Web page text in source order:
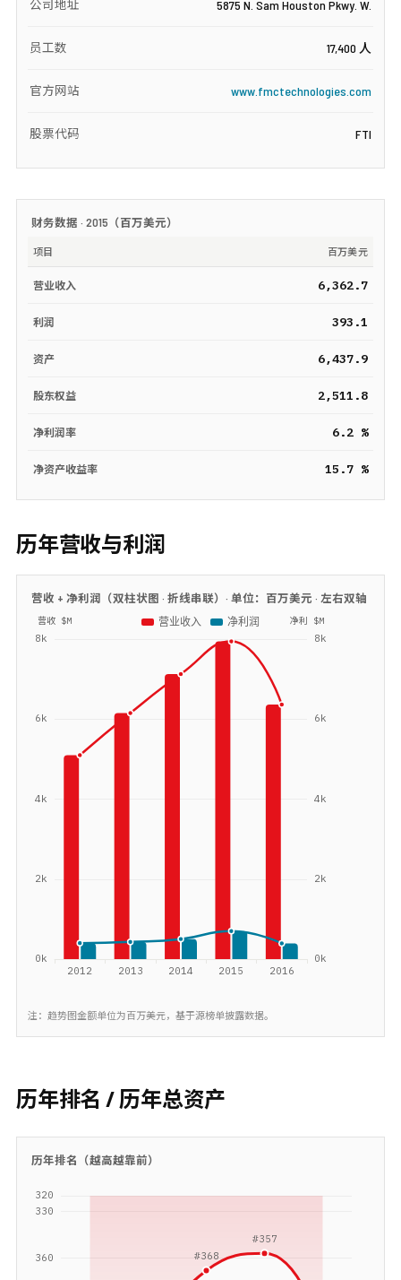
公司地址 5875 N. Sam Houston Pkwy. W.
员工数 17,400 人
官方网站 www.fmctechnologies.com
股票代码 FTI
财务数据 · 2015 （百万美元）
项目 百万美元
营业收入 6,362.7
利润 393.1
资产 6,437.9
股东权益 2,511.8
净利润率 6.2 %
净资产收益率 15.7 %
历年营收与利润
营收 + 净利润（双柱状图 · 折线串联）· 单位： 百万美元 · 左右双轴
注：趋势图金额单位为百万美元，基于源榜单披露数据。
历年排名 / 历年总资产
历年排名（越高越靠前）